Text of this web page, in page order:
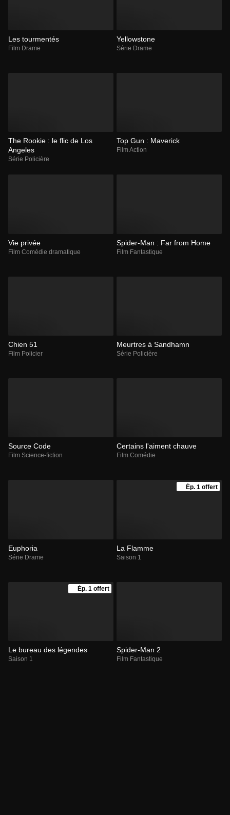
Les tourmentés
Film Drame
Yellowstone
Série Drame
The Rookie : le flic de Los
Angeles
Série Policière
Top Gun : Maverick
Film Action
Vie privée
Film Comédie dramatique
Spider-Man : Far from Home
Film Fantastique
Chien 51
Film Policier
Meurtres à Sandhamn
Série Policière
Source Code
Film Science-fiction
Certains l'aiment chauve
Film Comédie
Euphoria
Série Drame
Ép. 1 offert
La Flamme
Saison 1
Ép. 1 offert
Le bureau des légendes
Saison 1
Spider-Man 2
Film Fantastique